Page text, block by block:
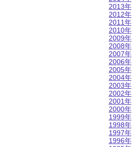
2013年
2012年
2011年
2010年
2009年
2008年
2007年
2006年
2005年
2004年
2003年
2002年
2001年
2000年
1999年
1998年
1997年
1996年